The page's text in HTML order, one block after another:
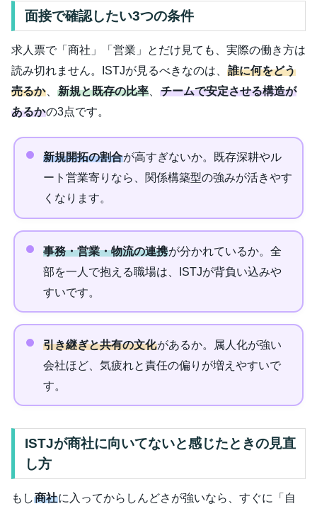
面接で確認したい3つの条件
求人票で「商社」「営業」とだけ見ても、実際の働き方は
読み切れません。ISTJが見るべきなのは、 誰に何をどう
売るか、 新規と既存の比率 、チームで安定させる構造が
あるかの3点です。
新規開拓の割合が高すぎないか。既存深耕やル
ート営業寄りなら、関係構築型の強みが活きやす
くなります。
事務・営業・物流の連携が分かれているか。全
部を一人で抱える職場は、ISTJが背負い込みや
すいです。
引き継ぎと共有の文化があるか。属人化が強い
会社ほど、気疲れと責任の偏りが増えやすいで
す。
ISTJが商社に向いてないと感じたときの見直
し方
もし商社に入ってからしんどさが強いなら、すぐに「自